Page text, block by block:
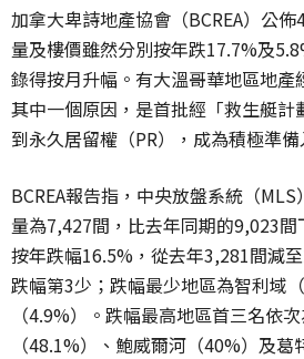
加拿大卑詩地產協會（BCREA）公
量及樓價雖然分別按年跌17.7%及
錄得按月升幅。有大溫哥華地區地產
其中一個原因，是首批經「救生艇計
到永久居留權（PR），成為積極準
BCREA報告指，中央放盤系統（
量為7,427間，比去年同期的9,023
按年跌幅16.5%，從去年3,281間減
跌幅第3少；跌幅最少地區為智利域
（4.9%）。跌幅最高地區首三名依
（48.1%）、鮑威爾河（40%）及葛